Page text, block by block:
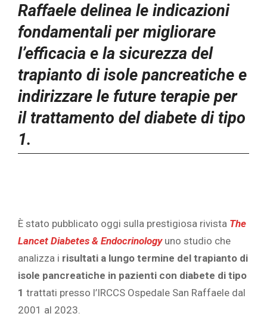
Raffaele delinea le indicazioni
fondamentali per migliorare
l’efficacia e la sicurezza del
trapianto di isole pancreatiche e
indirizzare le future terapie per
il trattamento del diabete di tipo
1.
È stato pubblicato oggi sulla prestigiosa rivista The
Lancet Diabetes & Endocrinologyuno studio che
analizza i risultati a lungo termine del trapianto di
isole pancreatiche in pazienti con diabete di tipo
1 trattati presso l’IRCCS Ospedale San Raffaele dal
2001 al 2023.